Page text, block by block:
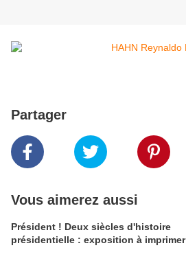
Partager
Vous aimerez aussi
Président ! Deux siècles d'histoire
présidentielle : exposition à imprimer